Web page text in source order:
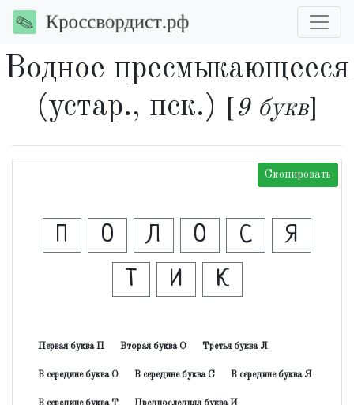
Водное пресмыкающееся
(устар., пск.)
9 букв]
Скопировать
П О Л О С
Я
Т
И К
Первая буква П Вторая буква О Третья буква Л
В середине буква О В середине буква С В середине буква Я